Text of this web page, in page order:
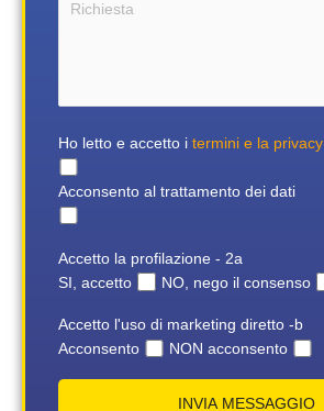
Ho letto e accetto i termini e la privacy
Acconsento al trattamento dei dati
Accetto la profilazione - 2a
SI, accetto
NO, nego il consenso
Accetto l'uso di marketing diretto -b
Acconsento
NON acconsento